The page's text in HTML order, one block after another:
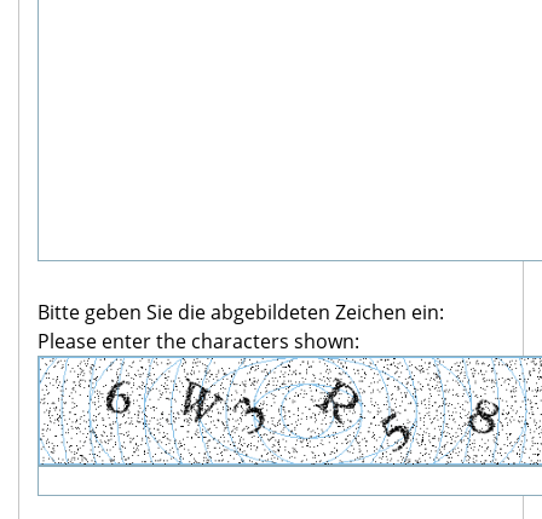
Bitte geben Sie die abgebildeten Zeichen ein:
Please enter the characters shown: